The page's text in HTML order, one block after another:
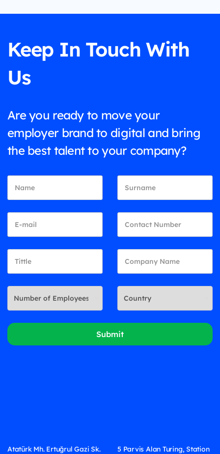
Keep In Touch With
Us
Are you ready to move your
employer brand to digital and bring
the best talent to your company?
Submit
Atatürk Mh. Ertuğrul Gazi Sk.
5 Parvis Alan Turing, Station